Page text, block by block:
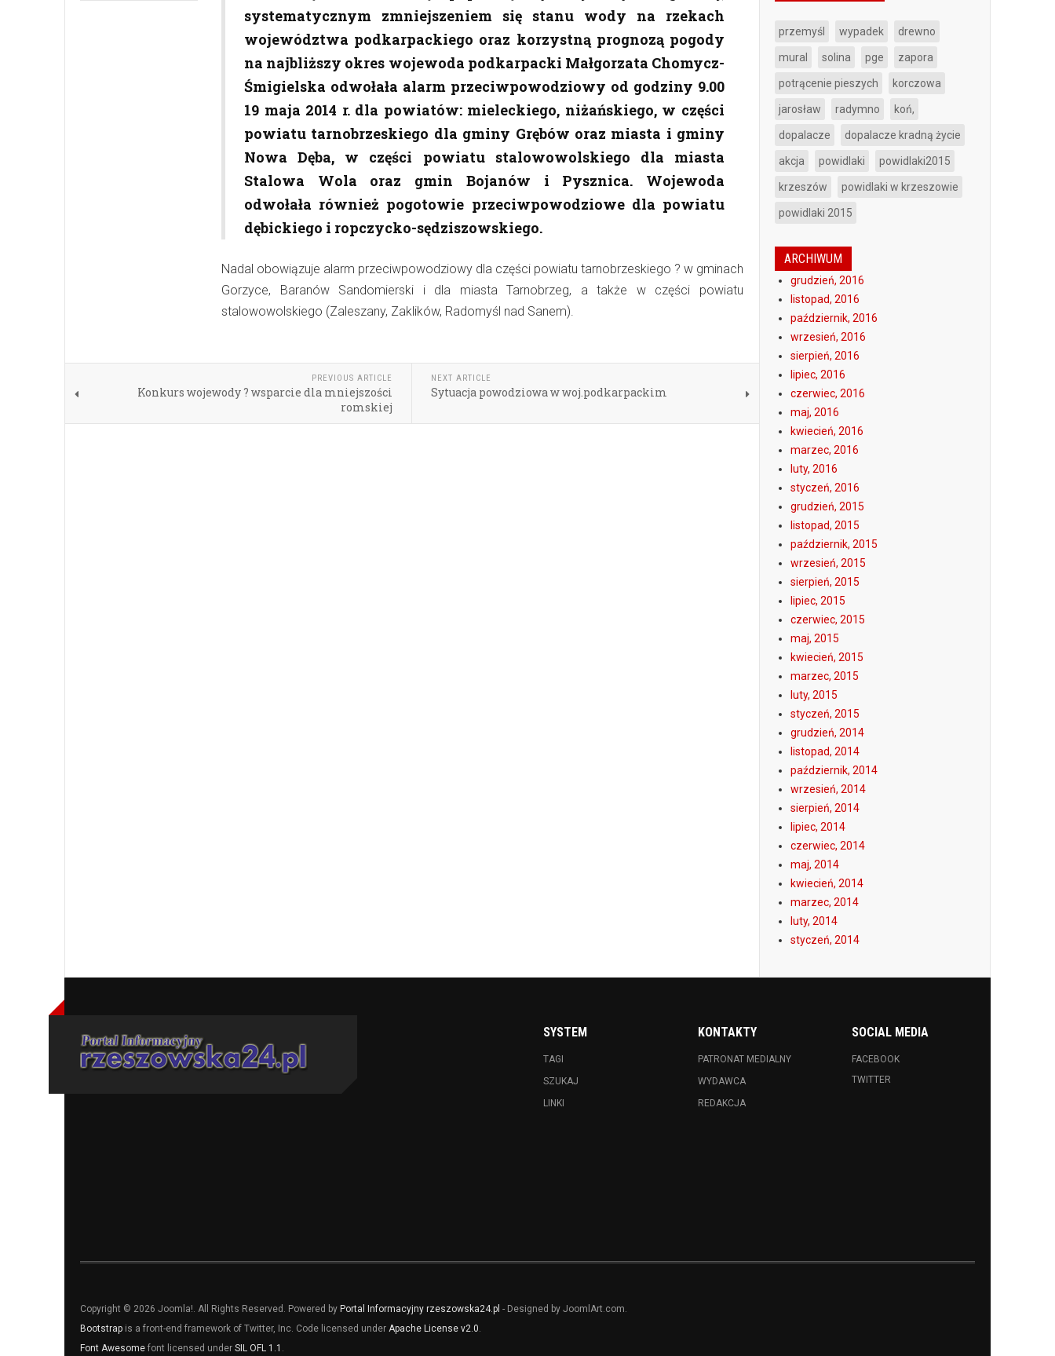
systematycznym zmniejszeniem się stanu wody na rzekach
województwa podkarpackiego oraz korzystną prognozą pogody
na najbliższy okres wojewoda podkarpacki Małgorzata Chomycz-
Śmigielska odwołała alarm przeciwpowodziowy od godziny 9.00
19 maja 2014 r. dla powiatów: mieleckiego, niżańskiego, w części
powiatu tarnobrzeskiego dla gminy Grębów oraz miasta i gminy
Nowa Dęba, w części powiatu stalowowolskiego dla miasta
Stalowa Wola oraz gmin Bojanów i Pysznica. Wojewoda
odwołała również pogotowie przeciwpowodziowe dla powiatu
dębickiego i ropczycko-sędziszowskiego.
Nadal obowiązuje alarm przeciwpowodziowy dla części powiatu tarnobrzeskiego ? w gminach
Gorzyce, Baranów Sandomierski i dla miasta Tarnobrzeg, a także w części powiatu
stalowowolskiego (Zaleszany, Zaklików, Radomyśl nad Sanem).
PREVIOUS ARTICLE
Konkurs wojewody ? wsparcie dla mniejszości
romskiej
NEXT ARTICLE
Sytuacja powodziowa w woj.podkarpackim
przemyśl wypadek drewno
mural solina pge zapora
potrącenie pieszych korczowa
jarosław radymno koń,
dopalacze dopalacze kradną życie
akcja powidlaki powidlaki2015
krzeszów powidlaki w krzeszowie
powidlaki 2015
ARCHIWUM
grudzień, 2016
listopad, 2016
październik, 2016
wrzesień, 2016
sierpień, 2016
lipiec, 2016
czerwiec, 2016
maj, 2016
kwiecień, 2016
marzec, 2016
luty, 2016
styczeń, 2016
grudzień, 2015
listopad, 2015
październik, 2015
wrzesień, 2015
sierpień, 2015
lipiec, 2015
czerwiec, 2015
maj, 2015
kwiecień, 2015
marzec, 2015
luty, 2015
styczeń, 2015
grudzień, 2014
listopad, 2014
październik, 2014
wrzesień, 2014
sierpień, 2014
lipiec, 2014
czerwiec, 2014
maj, 2014
kwiecień, 2014
marzec, 2014
luty, 2014
styczeń, 2014
SYSTEM
TAGI
SZUKAJ
LINKI
KONTAKTY
PATRONAT MEDIALNY
WYDAWCA
REDAKCJA
SOCIAL MEDIA
FACEBOOK
TWITTER
Copyright © 2026 Joomla!. All Rights Reserved. Powered by Portal Informacyjny rzeszowska24.pl - Designed by JoomlArt.com.
Bootstrap is a front-end framework of Twitter, Inc. Code licensed under Apache License v2.0.
Font Awesome font licensed under SIL OFL 1.1 .